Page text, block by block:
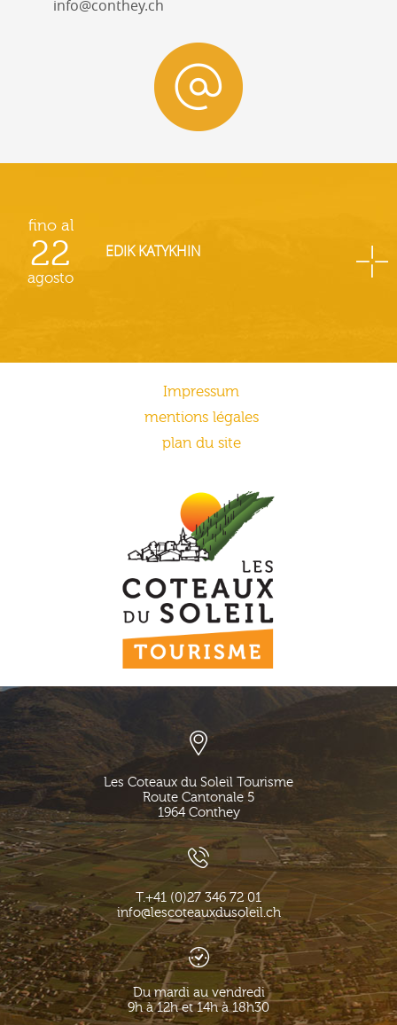
info@conthey.ch
fino al
22
agosto
EDIK KATYKHIN
Impressum
mentions légales
plan du site
Les Coteaux du Soleil Tourisme
Route Cantonale 5
1964 Conthey
T.+41 (0)27 346 72 01
info@lescoteauxdusoleil.ch
Du mardi au vendredi
9h à 12h et 14h à 18h30